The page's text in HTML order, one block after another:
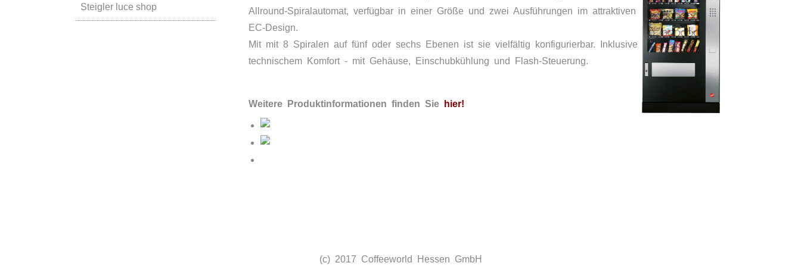
Steigler luce shop
Allround-Spiralautomat, verfügbar in einer Größe und zwei Ausführungen im attraktiven
EC-Design.
Mit mit 8 Spiralen auf fünf oder sechs Ebenen ist sie vielfältig konfigurierbar. Inklusive
technischem Komfort - mit Gehäuse, Einschubkühlung und Flash-Steuerung.
Weitere Produktinformationen finden Sie hier!
(c) 2017 Coffeeworld Hessen GmbH